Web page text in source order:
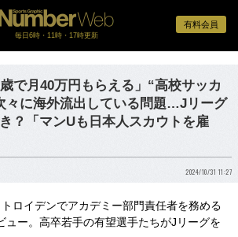
有料会員
毎日6時・11時・17時更新
で月40万円もらえる」“高校サッカ
々に海外流出している問題…Jリーグ
？「マンUも日本人スカウトを雇
2024/10/31 11:27
ロイデンでアカデミー部門責任者を務める
ュー。高卒若手の有望選手たちがJリーグを